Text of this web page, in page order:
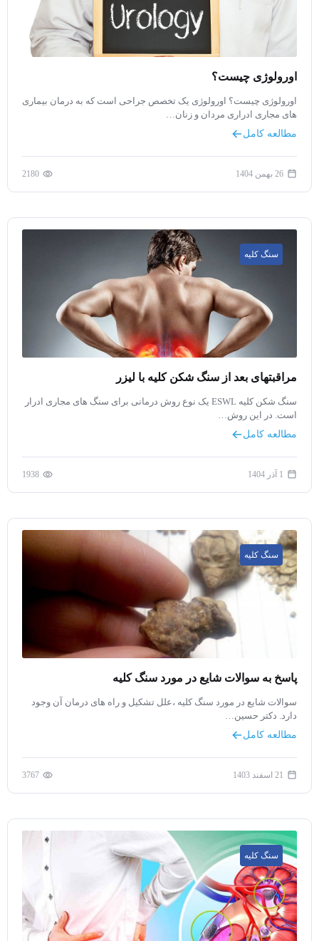
اورولوژی چیست؟
اورولوژی چیست؟ اورولوژی یک تخصص جراحی است که به درمان بیماری
های مجاری ادراری مردان و زنان…
مطالعه کامل
26 بهمن 1404 2180
سنگ کلیه
مراقبتهای بعد از سنگ شکن کلیه با لیزر
سنگ شکن کلیه ESWL یک نوع روش درمانی برای سنگ های مجاری ادرار
است. در این روش…
مطالعه کامل
1 آذر 1404 1938
سنگ کلیه
پاسخ به سوالات شایع در مورد سنگ کلیه
سوالات شایع در مورد سنگ کلیه ،علل تشکیل و راه های درمان آن وجود
دارد. دکتر حسین…
مطالعه کامل
21 اسفند 1403 3767
سنگ کلیه